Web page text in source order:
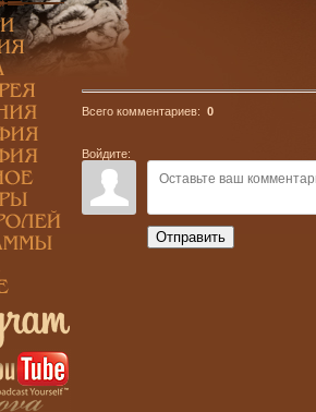
Всего комментариев: 0
Войдите:
Отправить